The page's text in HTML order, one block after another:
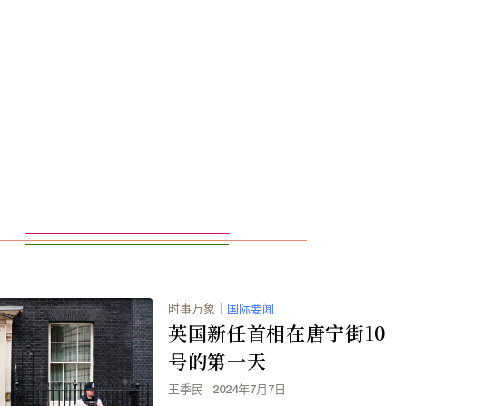
时事万象 ｜ 国际要闻
英国新任首相在唐宁街10
号的第一天
王季民 2024年7月7日